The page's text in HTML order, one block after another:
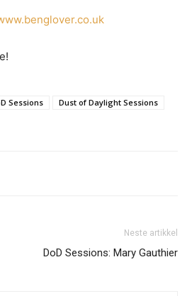
Sessions
Dust of Daylight Sessions
Neste artikkel
DoD Sessions: Mary Gauthier